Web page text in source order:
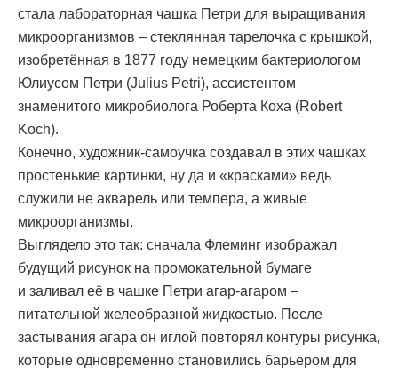
стала лабораторная чашка Петри для выращивания
микроорганизмов – стеклянная тарелочка с крышкой,
изобретённая в 1877 году немецким бактериологом
Юлиусом Петри (Julius Petri), ассистентом
знаменитого микробиолога Роберта Коха (Robert
Koch).
Конечно, художник-самоучка создавал в этих чашках
простенькие картинки, ну да и «красками» ведь
служили не акварель или темпера, а живые
микроорганизмы.
Выглядело это так: сначала Флеминг изображал
будущий рисунок на промокательной бумаге
и заливал её в чашке Петри агар-агаром –
питательной желеобразной жидкостью. После
застывания агара он иглой повторял контуры рисунка,
которые одновременно становились барьером для